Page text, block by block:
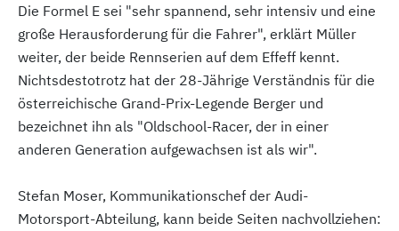
Die Formel E sei "sehr spannend, sehr intensiv und eine
große Herausforderung für die Fahrer", erklärt Müller
weiter, der beide Rennserien auf dem Effeff kennt.
Nichtsdestotrotz hat der 28-Jährige Verständnis für die
österreichische Grand-Prix-Legende Berger und
bezeichnet ihn als "Oldschool-Racer, der in einer
anderen Generation aufgewachsen ist als wir".
Stefan Moser, Kommunikationschef der Audi-
Motorsport-Abteilung, kann beide Seiten nachvollziehen: